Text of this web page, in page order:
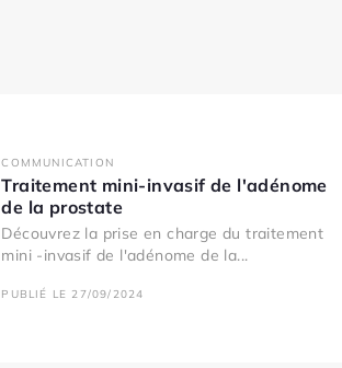
COMMUNICATION
Traitement mini-invasif de l'adénome
de la prostate
Découvrez la prise en charge du traitement
mini -invasif de l'adénome de la...
PUBLIÉ LE 27/09/2024